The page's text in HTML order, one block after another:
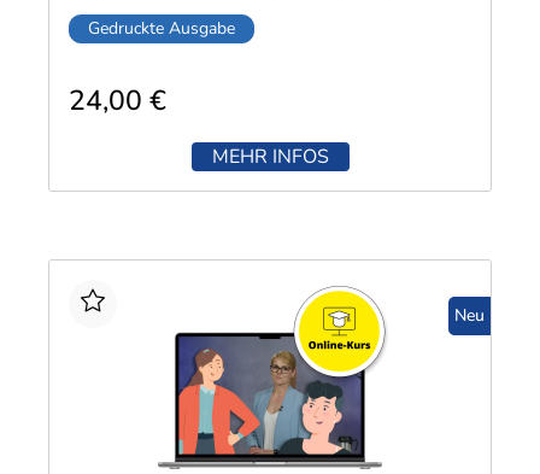
kon­trollieren.
Gedruckte Ausgabe
24,00 €
MEHR INFOS
Neu